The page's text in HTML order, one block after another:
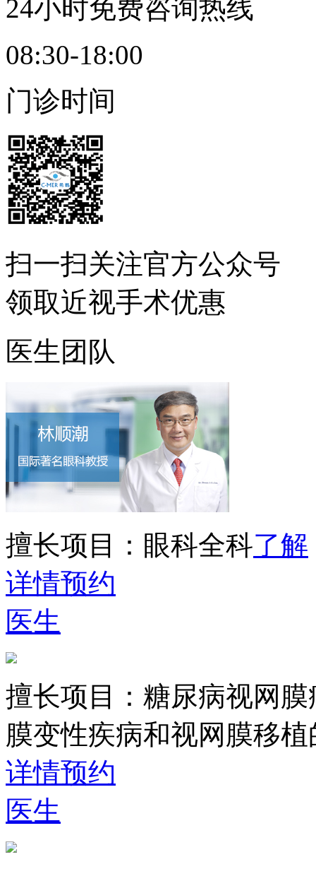
24小时免费咨询热线
08:30-18:00
门诊时间
扫一扫关注官方公众号
领取近视手术优惠
医生团队
擅长项目： 眼科全科了解
详情预约
医生
擅长项目： 糖尿病视网
膜变性疾病和视网膜移
详情预约
医生